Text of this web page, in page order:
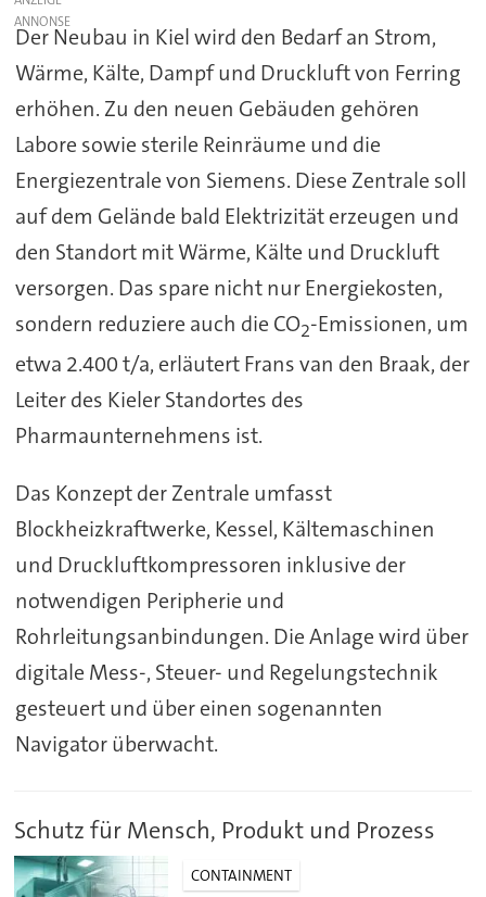
Der Neubau in Kiel wird den Bedarf an Strom,
Wärme, Kälte, Dampf und Druckluft von Ferring
erhöhen. Zu den neuen Gebäuden gehören
Labore sowie sterile Reinräume und die
Energiezentrale von Siemens. Diese Zentrale soll
auf dem Gelände bald Elektrizität erzeugen und
den Standort mit Wärme, Kälte und Druckluft
versorgen. Das spare nicht nur Energiekosten,
sondern reduziere auch die CO2-Emissionen, um
etwa 2.400 t/a, erläutert Frans van den Braak, der
Leiter des Kieler Standortes des
Pharmaunternehmens ist.
Das Konzept der Zentrale umfasst
Blockheizkraftwerke, Kessel, Kältemaschinen
und Druckluftkompressoren inklusive der
notwendigen Peripherie und
Rohrleitungsanbindungen. Die Anlage wird über
digitale Mess-, Steuer- und Regelungstechnik
gesteuert und über einen sogenannten
Navigator überwacht.
Schutz für Mensch, Produkt und Prozess
CONTAINMENT